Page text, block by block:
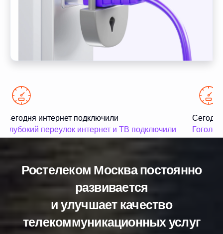
Сегодня интернет подключили
Глубокий переулок интернет и ТВ подключили
Ростелеком Москва постоянно
развивается
и улучшает качество
телекоммуникационных услуг